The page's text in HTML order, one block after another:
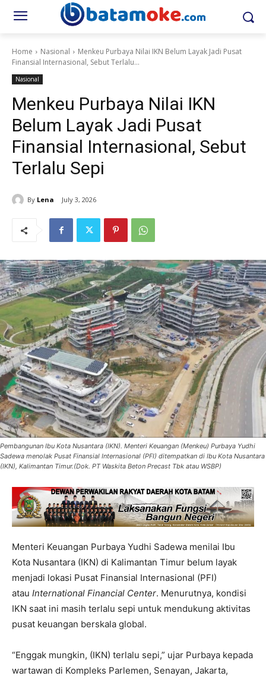
Home Nasional
Menkeu Purbaya Nilai IKN Belum Layak Jadi Pusat
Finansial Internasional, Sebut Terlalu...
Nasional
Menkeu Purbaya Nilai IKN
Belum Layak Jadi Pusat
Finansial Internasional, Sebut
Terlalu Sepi
By Lena July 3, 2026
Pembangunan Ibu Kota Nusantara (IKN). Menteri Keuangan (Menkeu) Purbaya Yudhi
Sadewa menolak Pusat Finansial Internasional (PFI) ditempatkan di Ibu Kota Nusantara
(IKN), Kalimantan Timur.(Dok. PT Waskita Beton Precast Tbk atau WSBP)
Menteri Keuangan Purbaya Yudhi Sadewa menilai Ibu
Kota Nusantara (IKN) di Kalimantan Timur belum layak
menjadi lokasi Pusat Finansial Internasional (PFI)
atau International Financial Center. Menurutnya, kondisi
IKN saat ini masih terlalu sepi untuk mendukung aktivitas
pusat keuangan berskala global.
“Enggak mungkin, (IKN) terlalu sepi,” ujar Purbaya kepada
wartawan di Kompleks Parlemen, Senayan, Jakarta,